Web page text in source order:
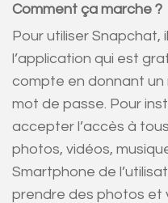
Comment ça marche ?
Pour utiliser Snapchat,
l’application qui est
compte en donnant un
mot de passe. Pour
accepter l’accès à
photos, vidéos,
Smartphone de
prendre des photos et